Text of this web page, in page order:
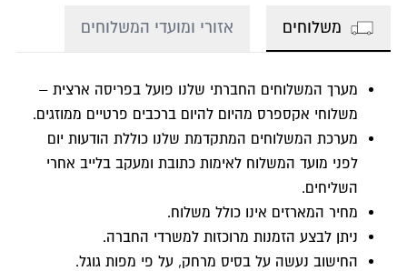
משלוחים אזורי ומועדי המשלוחים
מערך המשלוחים החברתי שלנו פועל בפריסה ארצית –
משלוחי אקספרס מהיום להיום ברכבים פרטיים ממוזגים.
מערכת המשלוחים המתקדמת שלנו כוללת הודעות יום
לפני מועד המשלוח לאימות כתובת ומעקב בלייב אחרי
השליחים.
מחיר המארזים אינו כולל משלוח.
ניתן לבצע הזמנות מרוכזות למשרדי החברה.
החישוב נעשה על בסיס מרחק, על פי מפות גוגל.